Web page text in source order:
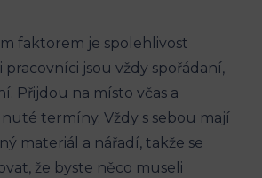
faktorem je spolehlivost
jsou vždy spořádaní,
Přijdou na místo včas a
termíny. Vždy s sebou mají
materiál a nářadí, takže se
že byste něco museli